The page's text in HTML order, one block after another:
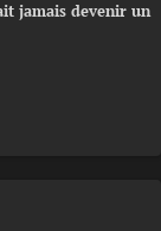
jamais devenir un